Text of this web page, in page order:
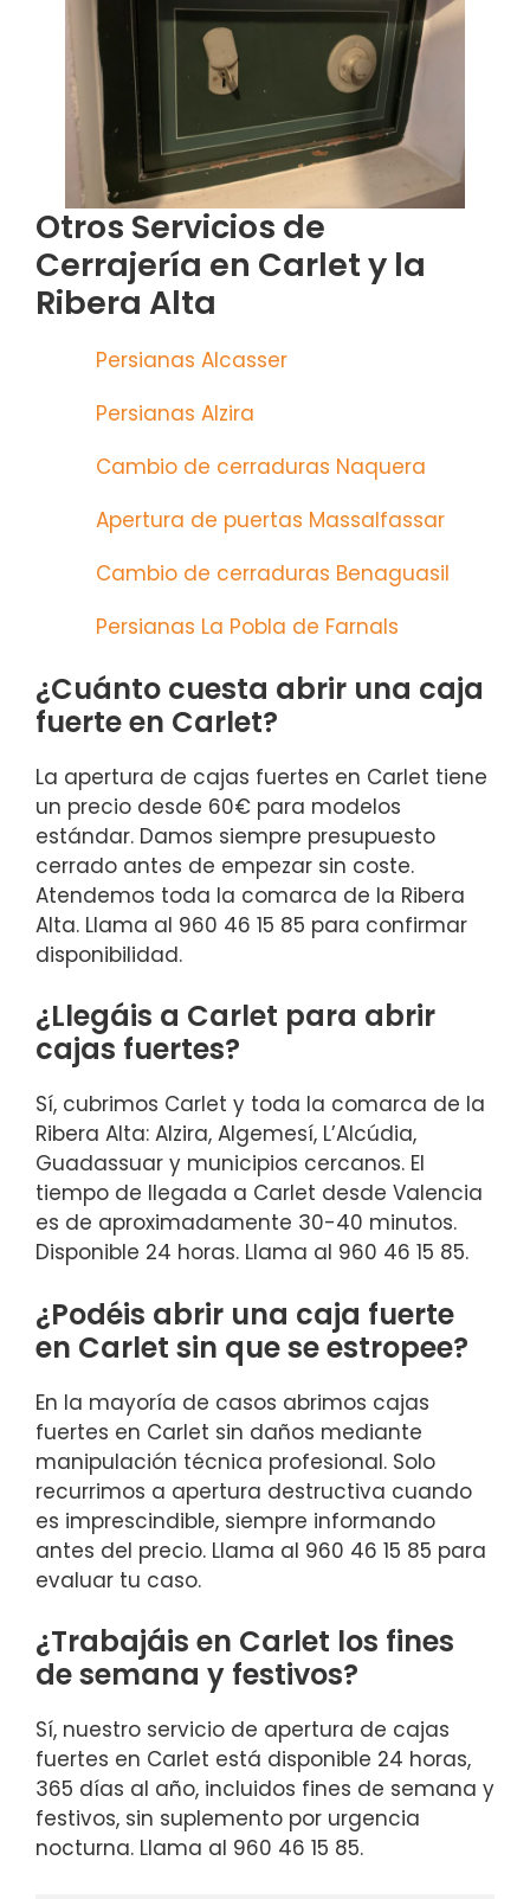
Otros Servicios de
Cerrajería en Carlet y la
Ribera Alta
Persianas Alcasser
Persianas Alzira
Cambio de cerraduras Naquera
Apertura de puertas Massalfassar
Cambio de cerraduras Benaguasil
Persianas La Pobla de Farnals
¿Cuánto cuesta abrir una caja
fuerte en Carlet?
La apertura de cajas fuertes en Carlet tiene
un precio desde 60€ para modelos
estándar. Damos siempre presupuesto
cerrado antes de empezar sin coste.
Atendemos toda la comarca de la Ribera
Alta. Llama al 960 46 15 85 para confirmar
disponibilidad.
¿Llegáis a Carlet para abrir
cajas fuertes?
Sí, cubrimos Carlet y toda la comarca de la
Ribera Alta: Alzira, Algemesí, L’Alcúdia,
Guadassuar y municipios cercanos. El
tiempo de llegada a Carlet desde Valencia
es de aproximadamente 30-40 minutos.
Disponible 24 horas. Llama al 960 46 15 85.
¿Podéis abrir una caja fuerte
en Carlet sin que se estropee?
En la mayoría de casos abrimos cajas
fuertes en Carlet sin daños mediante
manipulación técnica profesional. Solo
recurrimos a apertura destructiva cuando
es imprescindible, siempre informando
antes del precio. Llama al 960 46 15 85 para
evaluar tu caso.
¿Trabajáis en Carlet los fines
de semana y festivos?
Sí, nuestro servicio de apertura de cajas
fuertes en Carlet está disponible 24 horas,
365 días al año, incluidos fines de semana y
festivos, sin suplemento por urgencia
nocturna. Llama al 960 46 15 85.